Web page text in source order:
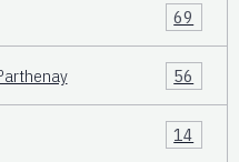
69
56
14